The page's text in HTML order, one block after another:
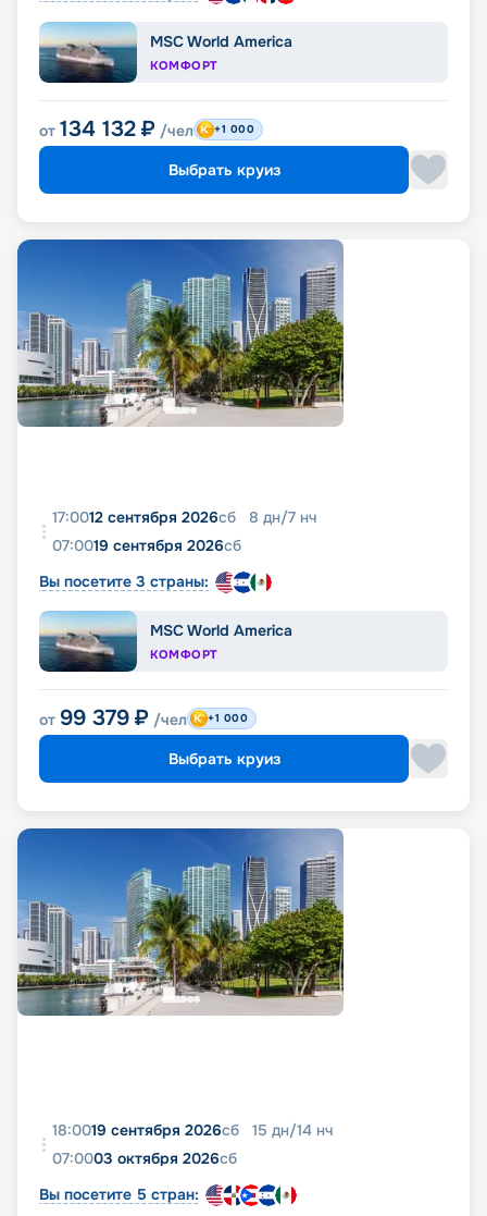
MSC World America
КОМФОРТ
от 134 132 ₽ /чел +1 000
Выбрать круиз
17:0012 сентября 2026сб 8 дн/7 нч
07:0019 сентября 2026сб
Вы посетите 3 страны:
MSC World America
КОМФОРТ
от 99 379 ₽ /чел +1 000
Выбрать круиз
18:0019 сентября 2026сб 15 дн/14 нч
07:0003 октября 2026сб
Вы посетите 5 стран: